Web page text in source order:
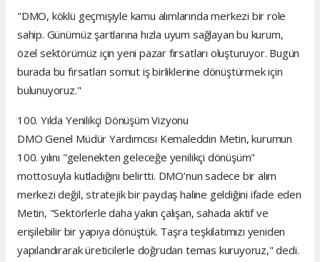
"DMO, köklü geçmişiyle kamu alımlarında merkezi bir role
sahip. Günümüz şartlarına hızla uyum sağlayan bu kurum,
özel sektörümüz için yeni pazar fırsatları oluşturuyor. Bugün
burada bu fırsatları somut iş birliklerine dönüştürmek için
bulunuyoruz."
100. Yılda Yenilikçi Dönüşüm Vizyonu
DMO Genel Müdür Yardımcısı Kemaleddin Metin, kurumun
100. yılını "gelenekten geleceğe yenilikçi dönüşüm"
mottosuyla kutladığını belirtti. DMO’nun sadece bir alım
merkezi değil, stratejik bir paydaş haline geldiğini ifade eden
Metin, "Sektörlerle daha yakın çalışan, sahada aktif ve
erişilebilir bir yapıya dönüştük. Taşra teşkilatımızı yeniden
yapılandırarak üreticilerle doğrudan temas kuruyoruz," dedi.